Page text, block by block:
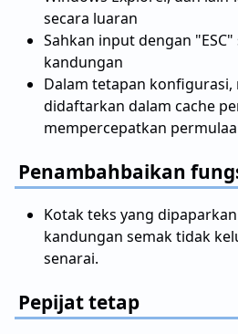
secara luaran
Sahkan input dengan
kandungan
Dalam tetapan konfigurasi,
didaftarkan dalam cache
mempercepatkan
Penambahbaikan
Kotak teks yang
kandungan semak tidak
senarai.
Pepijat tetap